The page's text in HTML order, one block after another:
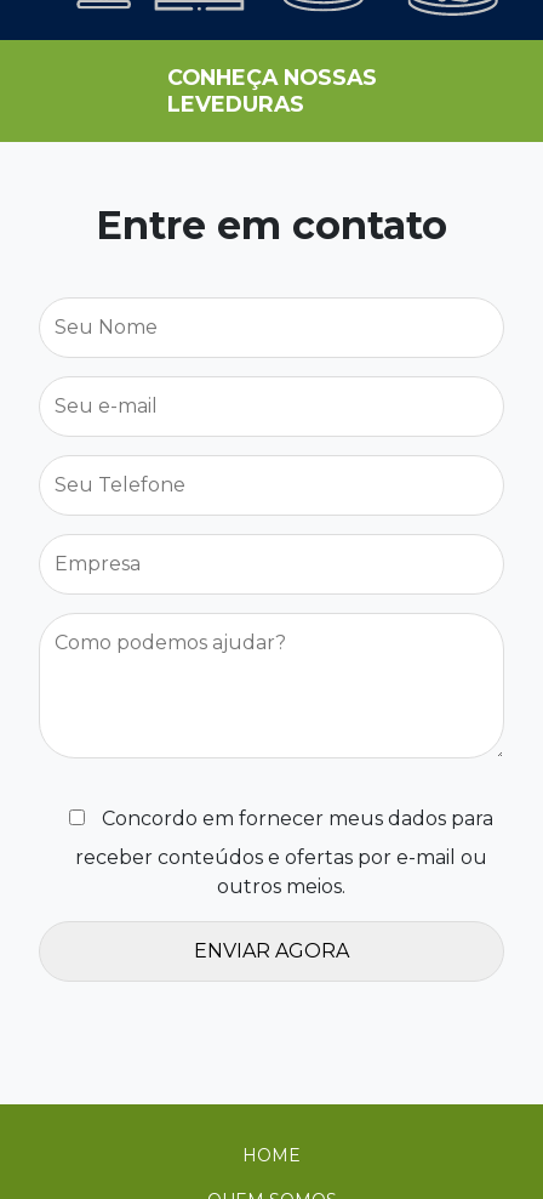
CONHEÇA NOSSAS
LEVEDURAS
Entre em contato
Concordo em fornecer meus dados para
receber conteúdos e ofertas por e-mail ou
outros meios.
HOME